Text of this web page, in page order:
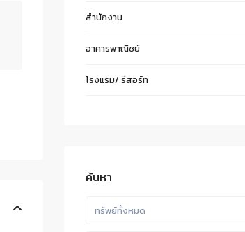
สำนักงาน
อาคารพาณิชย์
โรงแรม/ รีสอร์ท
ค้นหา
ทรัพย์ทั้งหมด